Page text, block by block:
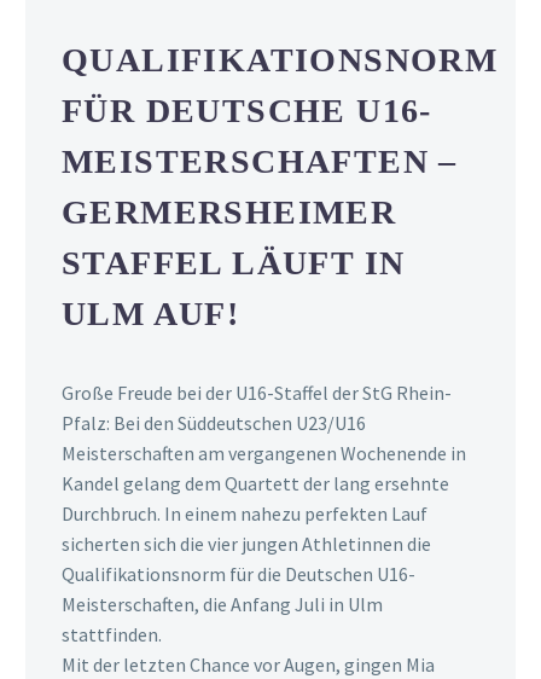
QUALIFIKATIONSNORM
FÜR DEUTSCHE U16-
MEISTERSCHAFTEN –
GERMERSHEIMER
STAFFEL LÄUFT IN
ULM AUF!
Große Freude bei der U16-Staffel der StG Rhein-
Pfalz: Bei den Süddeutschen U23/U16
Meisterschaften am vergangenen Wochenende in
Kandel gelang dem Quartett der lang ersehnte
Durchbruch. In einem nahezu perfekten Lauf
sicherten sich die vier jungen Athletinnen die
Qualifikationsnorm für die Deutschen U16-
Meisterschaften, die Anfang Juli in Ulm
stattfinden.
Mit der letzten Chance vor Augen, gingen Mia